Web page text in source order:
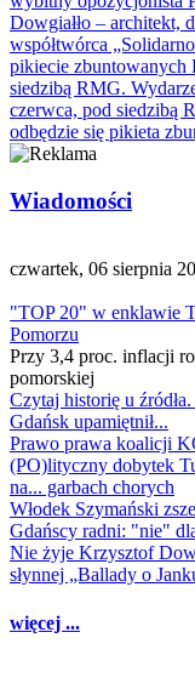
Dowgiałło – architekt,
współtwórca
pikiecie zbuntowanych
siedzibą RMG.
czerwca, pod siedzibą
odbędzie się pikieta
Wiadomości
czwartek, 06 sierpnia
"TOP 20" w enklawie
Pomorzu
Przy 3,4 proc. inflacji
pomorskiej
Czytaj historię u
Gdańsk upamiętnił...
Prawo prawa koalicji
(PO)lityczny dobytek
na... garbach chorych
Włodek Szymański
Gdańscy radni: "nie"
Nie żyje Krzysztof
słynnej „Ballady o
więcej ...